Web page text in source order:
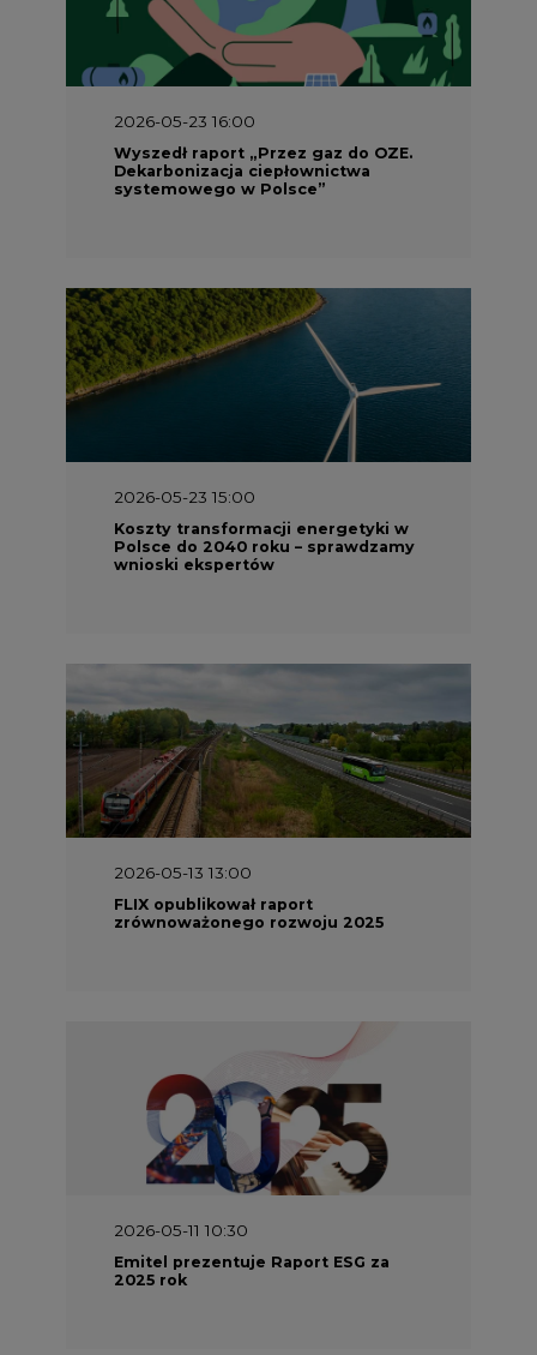
2026-05-23 16:00
Wyszedł raport „Przez gaz do OZE.
Dekarbonizacja ciepłownictwa
systemowego w Polsce”
Koszty transformacji energetyki w
Polsce do 2040 roku – sprawdzamy
wnioski ekspertów
2026-05-13 13:00
FLIX opublikował raport
zrównoważonego rozwoju 2025
2026-05-11 10:30
Emitel prezentuje Raport ESG za
2025 rok